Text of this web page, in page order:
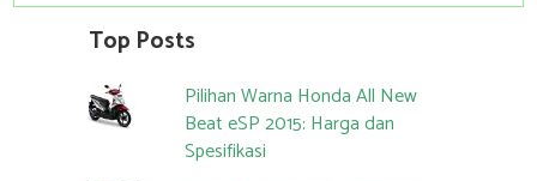
Top Posts
Pilihan Warna Honda All New
Beat eSP 2015: Harga dan
Spesifikasi